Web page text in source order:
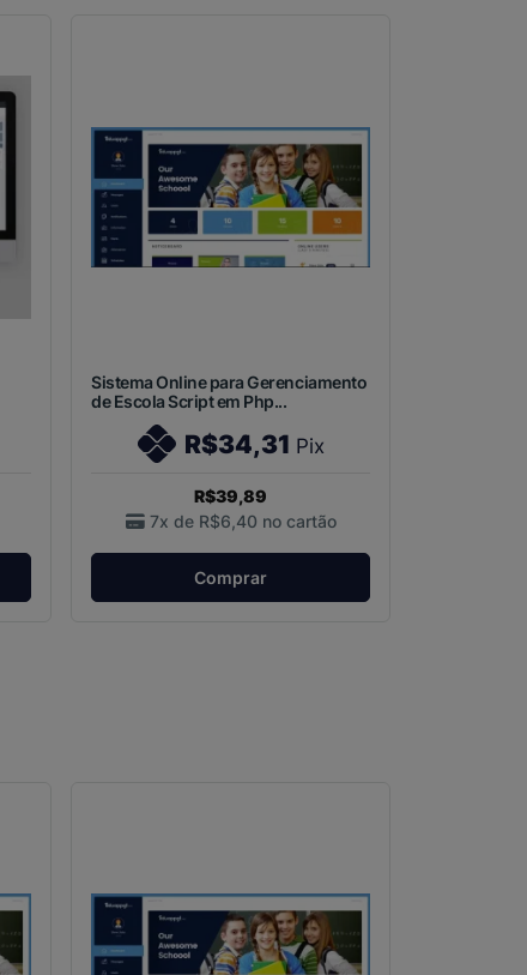
Sistema Online para Gerenciamento
de Escola Script em Php...
R$34,31 Pix
R$39,89
7x de R$6,40 no cartão
Comprar